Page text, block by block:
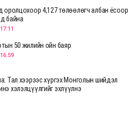
оролцохоор 4,127 төлөөлөгч албан ёсоор
байна
50 жилийн ойн баяр
Тал хээрээс хүргэх Монголын шийдэл
хэлэлцүүлгийг эхлүүлнэ